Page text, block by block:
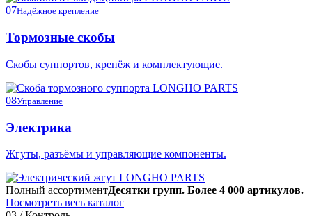
07Надёжное крепление
Тормозные скобы
Скобы суппортов, крепёж и комплектующие.
08Управление
Электрика
Жгуты, разъёмы и управляющие компоненты.
Полный ассортиментДесятки групп. Более 4 000 артикулов.
Посмотреть весь каталог